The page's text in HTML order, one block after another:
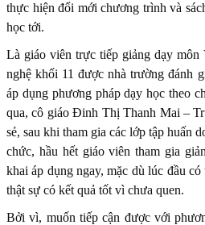
thực hiện đổi mới chương trình và
học tới.
Là giáo viên trực tiếp giảng dạy
nghệ khối 11 được nhà trường đánh
áp dụng phương pháp dạy học theo
qua, cô giáo Đinh Thị Thanh Mai –
sẻ, sau khi tham gia các lớp tập
chức, hầu hết giáo viên tham gia
khai áp dụng ngay, mặc dù lúc đầu
thật sự có kết quả tốt vì chưa quen.
Bởi vì, muốn tiếp cận được với